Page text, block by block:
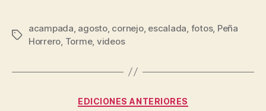
acampada agosto, cornejo, escalada fotos, Peña
Horrero Torme, videos
EDICIONES ANTERIORES